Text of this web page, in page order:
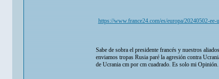
https://www.france24.com/es/europa/20240502-
Sabe de sobra el presidente francés y nuestros
enviamos tropas Rusia paré la agresión contra
de Ucrania cm por cm cuadrado. Es solo mi Opinión.